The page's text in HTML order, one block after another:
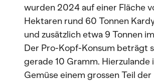
wurden 2024 auf einer Fläche
Hektaren rund 60 Tonnen
und zusätzlich etwa 9 Tonnen
Der Pro-Kopf-Konsum beträgt
gerade 10 Gramm. Hierzulande
Gemüse einem grossen Teil der